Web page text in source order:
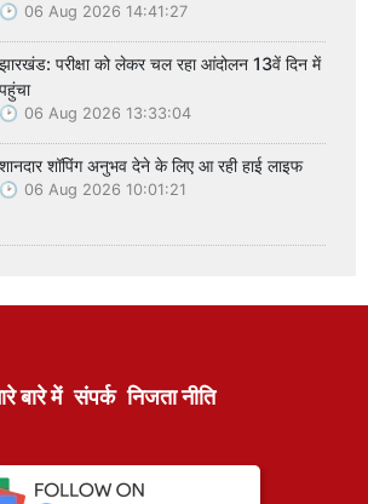
06 Aug 2026 14:41:27
झारखंड: परीक्षा को लेकर चल रहा आंदोलन 13वें दिन में
पहुंचा
06 Aug 2026 13:33:04
शानदार शॉपिंग अनुभव देने के लिए आ रही हाई लाइफ
06 Aug 2026 10:01:21
बारे में संपर्क निजता नीति